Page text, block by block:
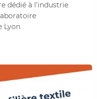
dédié à l’industrie
Lyon